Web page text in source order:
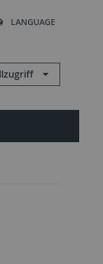
LANGUAGE